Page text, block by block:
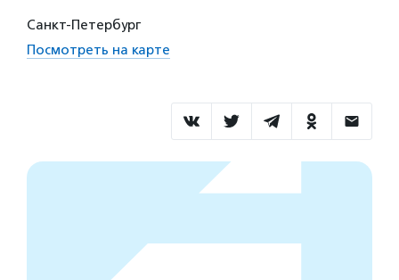
Санкт-Петербург
Посмотреть на карте